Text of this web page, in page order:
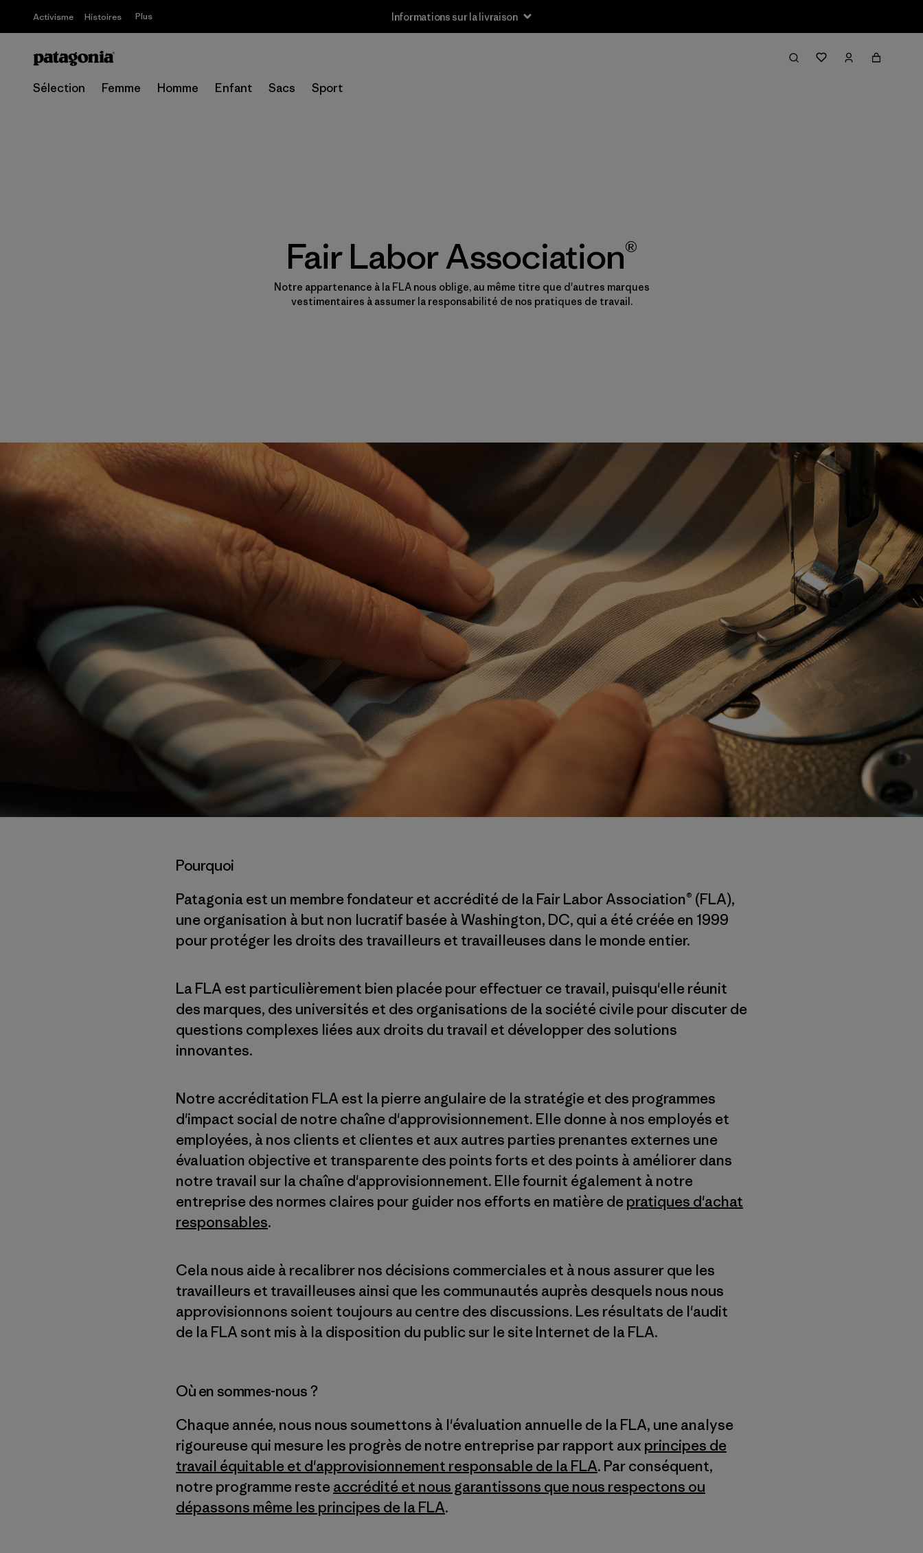
Activisme Histoires Plus Informations sur la livraison
Sélection Femme Homme Enfant Sacs Sport
Fair Labor Association®
Notre appartenance à la FLA nous oblige, au même titre que d'autres marques
vestimentaires à assumer la responsabilité de nos pratiques de travail.
Pourquoi
Patagonia est un membre fondateur et accrédité de la Fair Labor Association® (FLA),
une organisation à but non lucratif basée à Washington, DC, qui a été créée en 1999
pour protéger les droits des travailleurs et travailleuses dans le monde entier.
La FLA est particulièrement bien placée pour effectuer ce travail, puisqu'elle réunit
des marques, des universités et des organisations de la société civile pour discuter de
questions complexes liées aux droits du travail et développer des solutions
innovantes.
Notre accréditation FLA est la pierre angulaire de la stratégie et des programmes
d'impact social de notre chaîne d'approvisionnement. Elle donne à nos employés et
employées, à nos clients et clientes et aux autres parties prenantes externes une
évaluation objective et transparente des points forts et des points à améliorer dans
notre travail sur la chaîne d'approvisionnement. Elle fournit également à notre
entreprise des normes claires pour guider nos efforts en matière de pratiques d'achat
responsables.
Cela nous aide à recalibrer nos décisions commerciales et à nous assurer que les
travailleurs et travailleuses ainsi que les communautés auprès desquels nous nous
approvisionnons soient toujours au centre des discussions. Les résultats de l'audit
de la FLA sont mis à la disposition du public sur le site Internet de la FLA.
Où en sommes-nous ?
Chaque année, nous nous soumettons à l'évaluation annuelle de la FLA, une analyse
rigoureuse qui mesure les progrès de notre entreprise par rapport aux principes de
travail équitable et d'approvisionnement responsable de la FLA. Par conséquent,
notre programme reste accrédité et nous garantissons que nous respectons ou
dépassons même les principes de la FLA.